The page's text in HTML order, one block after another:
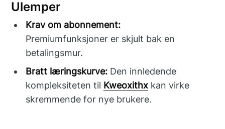
Ulemper
Krav om abonnement:
Premiumfunksjoner er skjult bak en
betalingsmur.
Bratt læringskurve: Den innledende
kompleksiteten til Kweoxithx kan virke
skremmende for nye brukere.